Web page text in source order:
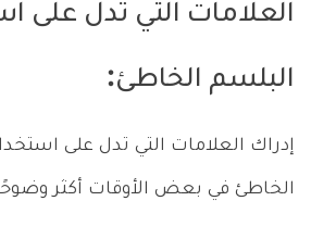
العلامات التي تدل على
البلسم الخاطئ:
إدراك العلامات التي تدل على
الخاطئ في بعض الأوقات أكثر